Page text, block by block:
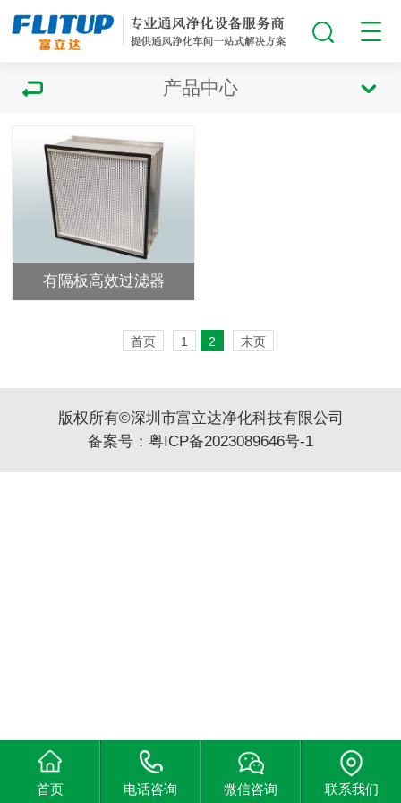
产品中心
有隔板高效过滤器
首页 1 2 末页
版权所有©深圳市富立达净化科技有限公司
备案号： 粤ICP备2023089646号-1
首页 电话咨询 微信咨询 联系我们